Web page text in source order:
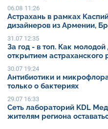
06.08 11:26
Астрахань в рамках
дизайнеров из Армении,
31.07 12:35
За год - в топ. Как
открытием астраханского
30.07 19:24
Антибиотики и
только о бактериях
29.07 16:33
Сеть лабораторий KDL
жителям региона